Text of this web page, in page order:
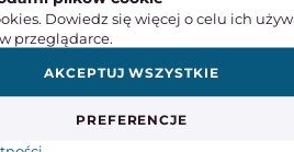
Dowiedz się więcej o celu ich
przeglądarce.
PREFERENCJE
AKCEPTUJ WSZYSTKIE